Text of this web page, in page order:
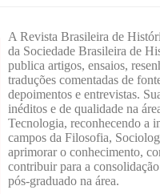
A Revista Brasileira de
da Sociedade Brasileira de
publica artigos, ensaios,
traduções comentadas de
depoimentos e entrevistas.
inéditos e de qualidade na
Tecnologia, reconhecendo a
campos da Filosofia,
aprimorar o conhecimento,
contribuir para a
pós-graduado na área.